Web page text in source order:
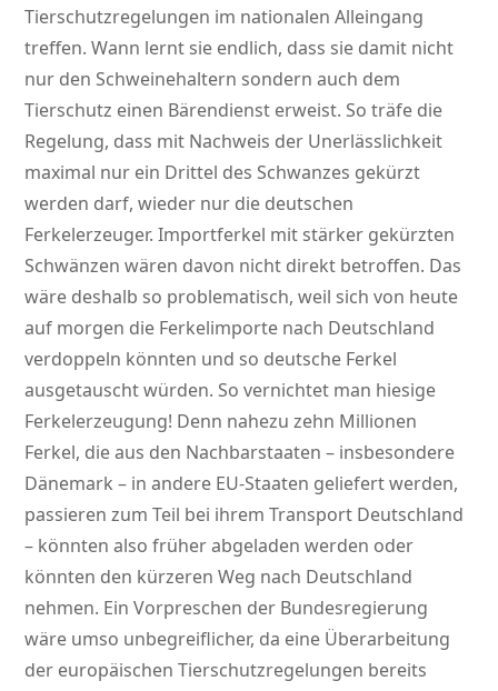
Tierschutzregelungen im nationalen Alleingang
treffen. Wann lernt sie endlich, dass sie damit nicht
nur den Schweinehaltern sondern auch dem
Tierschutz einen Bärendienst erweist. So träfe die
Regelung, dass mit Nachweis der Unerlässlichkeit
maximal nur ein Drittel des Schwanzes gekürzt
werden darf, wieder nur die deutschen
Ferkelerzeuger. Importferkel mit stärker gekürzten
Schwänzen wären davon nicht direkt betroffen. Das
wäre deshalb so problematisch, weil sich von heute
auf morgen die Ferkelimporte nach Deutschland
verdoppeln könnten und so deutsche Ferkel
ausgetauscht würden. So vernichtet man hiesige
Ferkelerzeugung! Denn nahezu zehn Millionen
Ferkel, die aus den Nachbarstaaten – insbesondere
Dänemark – in andere EU-Staaten geliefert werden,
passieren zum Teil bei ihrem Transport Deutschland
– könnten also früher abgeladen werden oder
könnten den kürzeren Weg nach Deutschland
nehmen. Ein Vorpreschen der Bundesregierung
wäre umso unbegreiflicher, da eine Überarbeitung
der europäischen Tierschutzregelungen bereits